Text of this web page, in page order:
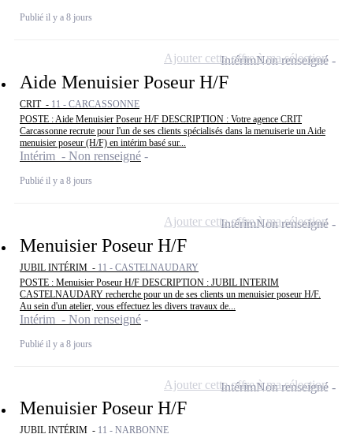
Publié il y a 8 jours
Aide Menuisier Poseur H/F
CRIT - 11 - CARCASSONNE
POSTE : Aide Menuisier Poseur H/F DESCRIPTION : Votre agence CRIT
Carcassonne recrute pour l'un de ses clients spécialisés dans la menuiserie un Aide
menuisier poseur (H/F) en intérim basé sur...
Intérim - Non renseigné
Publié il y a 8 jours
IntérimNon renseigné
Ajouter cette offre à ma sélection
Menuisier Poseur H/F
JUBIL INTÉRIM - 11 - CASTELNAUDARY
POSTE : Menuisier Poseur H/F DESCRIPTION : JUBIL INTERIM
CASTELNAUDARY recherche pour un de ses clients un menuisier poseur H/F.
Au sein d'un atelier, vous effectuez les divers travaux de...
Intérim - Non renseigné
Publié il y a 8 jours
IntérimNon renseigné
Ajouter cette offre à ma sélection
Menuisier Poseur H/F
JUBIL INTÉRIM - 11 - NARBONNE
IntérimNon renseigné
Ajouter cette offre à ma sélection